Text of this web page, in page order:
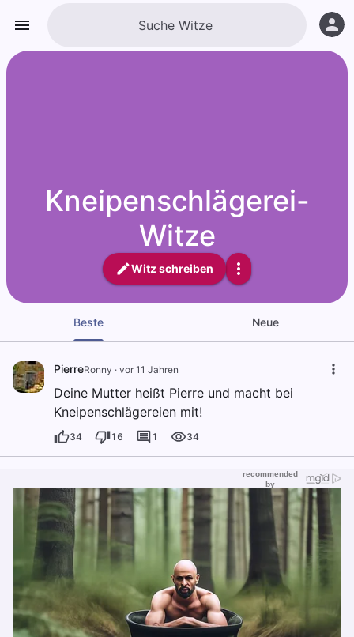
Kneipenschlägerei-
Witze
Witz schreiben
Beste Neue
PierreRonny · vor 11 Jahren
Deine Mutter heißt Pierre und macht bei
Kneipenschlägereien mit!
34 16 1 34